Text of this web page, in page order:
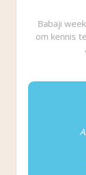
Babaji
om kennis